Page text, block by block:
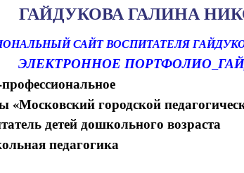
ГАЙДУКОВА ГАЛИНА
САЙТ ВОСПИТАТЕЛЯ
ЭЛЕКТРОННОЕ
профессиональное
городской
детей дошкольного возраста
педагогика